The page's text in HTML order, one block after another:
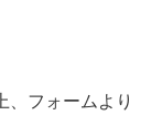
、フォームより